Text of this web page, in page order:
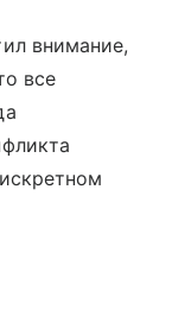
внимание,
все